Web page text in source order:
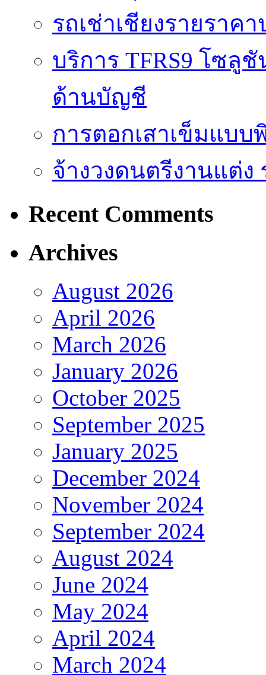
รถเช่าเชียงรายราค
บริการ TFRS9 โซลู
ด้านบัญชี
การตอกเสาเข็มแบบ
จ้างวงดนตรีงานแต่ง
Recent Comments
Archives
August 2026
April 2026
March 2026
January 2026
October 2025
September 2025
January 2025
December 2024
November 2024
September 2024
August 2024
June 2024
May 2024
April 2024
March 2024